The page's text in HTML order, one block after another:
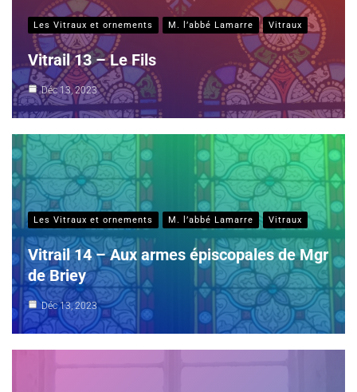
Les Vitraux et ornements M. l’abbé Lamarre Vitraux
Vitrail 13 – Le Fils
Déc 13, 2023
Les Vitraux et ornements M. l’abbé Lamarre Vitraux
Vitrail 14 – Aux armes épiscopales de Mgr
de Briey
Déc 13, 2023